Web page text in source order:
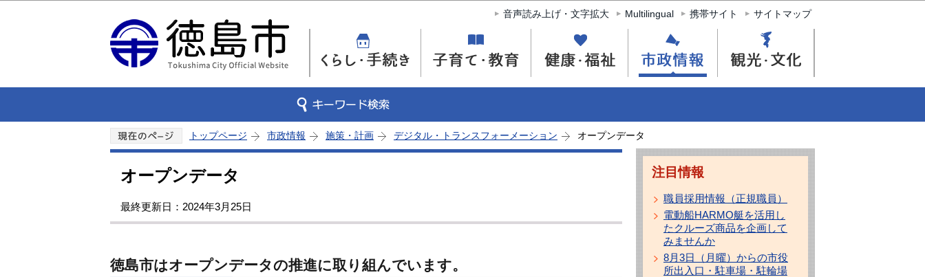
このページの本文へ移動
音声読み上げ・文字拡大 Multilingual 携帯サイト サイトマップ
トップページ 市政情報 施策・計画 デジタル・トランスフォーメーション オープンデータ
オープンデータ
最終更新日：2024年3月25日
徳島市はオープンデータの推進に取り組んでいます。
注目情報
職員採用情報（正規職員）
電動船HARMO艇を活用し
たクルーズ商品を企画して
みませんか
8月3日（月曜）からの市役
所出入口・駐車場・駐輪場